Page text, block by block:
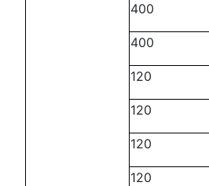
400
400
120
120
120
120